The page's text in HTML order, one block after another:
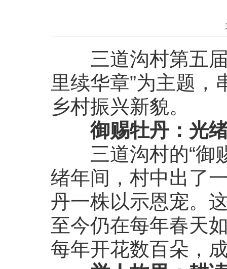
三道沟村第五届“
里续华章”为主题
乡村振兴新貌。
御赐牡丹：光
三道沟村的“御赐
绪年间，村中出了
丹一株以示恩宠。
至今仍在每年春天
每年开花数百朵，